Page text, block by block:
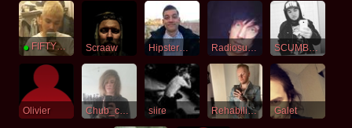
●FIFTYLIONS Scraaw HipsterMetalist Radiosuicide SCUMBAG
Olivier siire Rehabilitering Galet